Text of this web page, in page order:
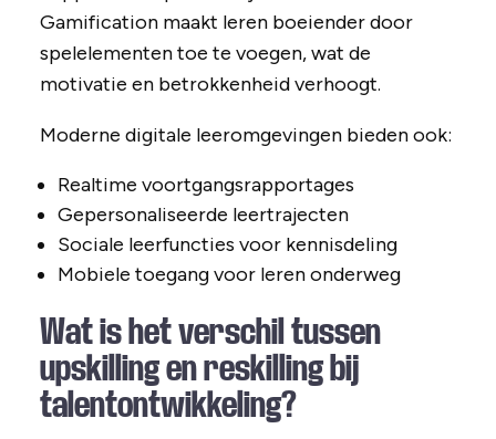
Gamification maakt leren boeiender door
spelelementen toe te voegen, wat de
motivatie en betrokkenheid verhoogt.
Moderne digitale leeromgevingen bieden ook:
Realtime voortgangsrapportages
Gepersonaliseerde leertrajecten
Sociale leerfuncties voor kennisdeling
Mobiele toegang voor leren onderweg
Wat is het verschil tussen
upskilling en reskilling bij
talentontwikkeling?